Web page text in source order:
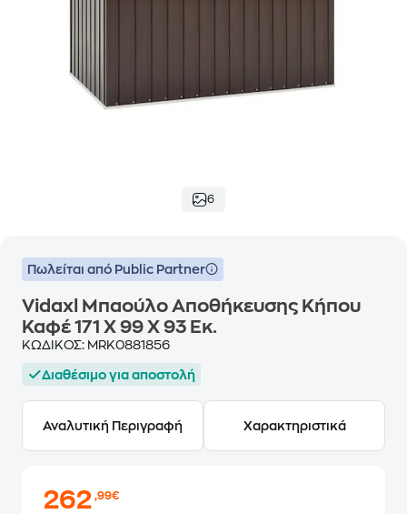
6
Πωλείται από Public Partner
Vidaxl Μπαούλο Αποθήκευσης Κήπου
Καφέ 171 X 99 X 93 Εκ.
ΚΩΔΙΚΟΣ: MRK0881856
Διαθέσιμο για αποστολή
Αναλυτική Περιγραφή Χαρακτηριστικά
262,99€